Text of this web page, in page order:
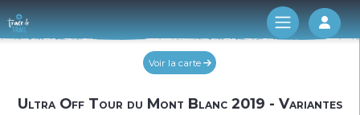
Log
Voir la carte
Ultra Off Tour du Mont Blanc 2019 - Variantes